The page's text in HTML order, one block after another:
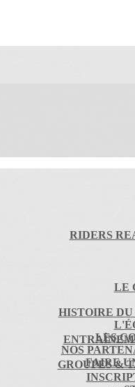
RIDERS
LE
HISTOIRE
LES
NOS
FAIRE
GROUPES &